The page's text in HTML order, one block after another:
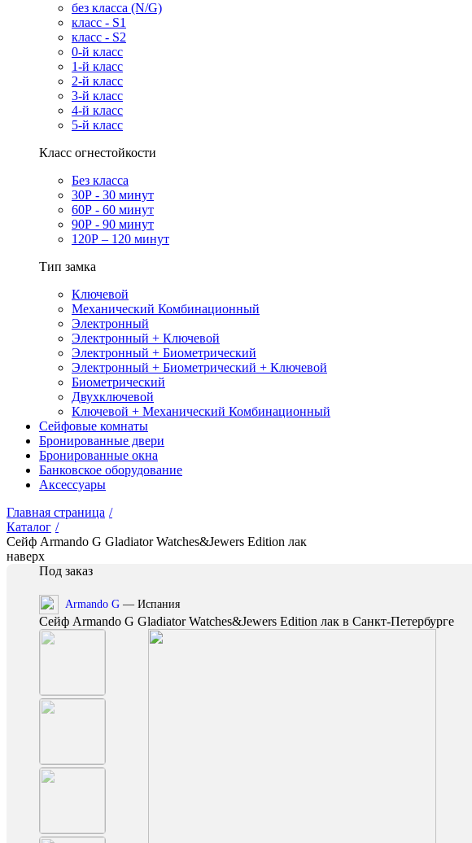
без класса (N/G)
класс - S1
класс - S2
0-й класс
1-й класс
2-й класс
3-й класс
4-й класс
5-й класс
Класс огнестойкости
Без класса
30Р - 30 минут
60Р - 60 минут
90Р - 90 минут
120Р – 120 минут
Тип замка
Ключевой
Механический Комбинационный
Электронный
Электронный + Ключевой
Электронный + Биометрический
Электронный + Биометрический + Ключевой
Биометрический
Двухключевой
Ключевой + Механический Комбинационный
Сейфовые комнаты
Бронированные двери
Бронированные окна
Банковское оборудование
Аксессуары
Главная страница /
Каталог /
Сейф Armando G Gladiator Watches&Jewers Edition лак
наверх
Под заказ
Armando G — Испания
Сейф Armando G Gladiator Watches&Jewers Edition лак в Санкт-Петербурге